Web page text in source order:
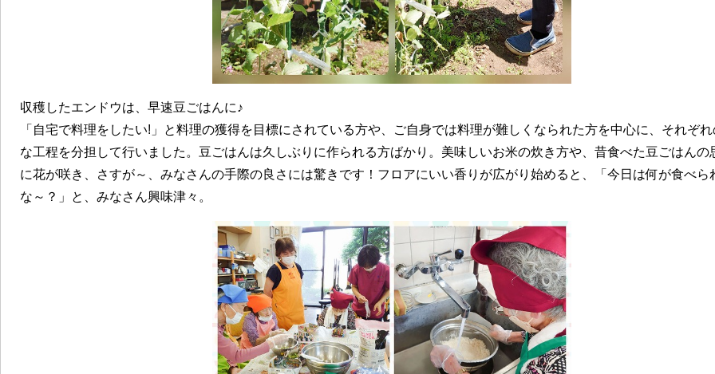
収穫したエンドウは、早速豆ごはんに♪
「自宅で料理をしたい!」と料理の獲得を目標にされている方や、ご自身では料理が難しくなられた方を中心に、それぞ
な工程を分担して行いました。豆ごはんは久しぶりに作られる方ばかり。美味しいお米の炊き方や、昔食べた豆ごはんの
に花が咲き、さすが～、みなさんの手際の良さには驚きです！フロアにいい香りが広がり始めると、「今日は何が食べら
な～？」と、みなさん興味津々。